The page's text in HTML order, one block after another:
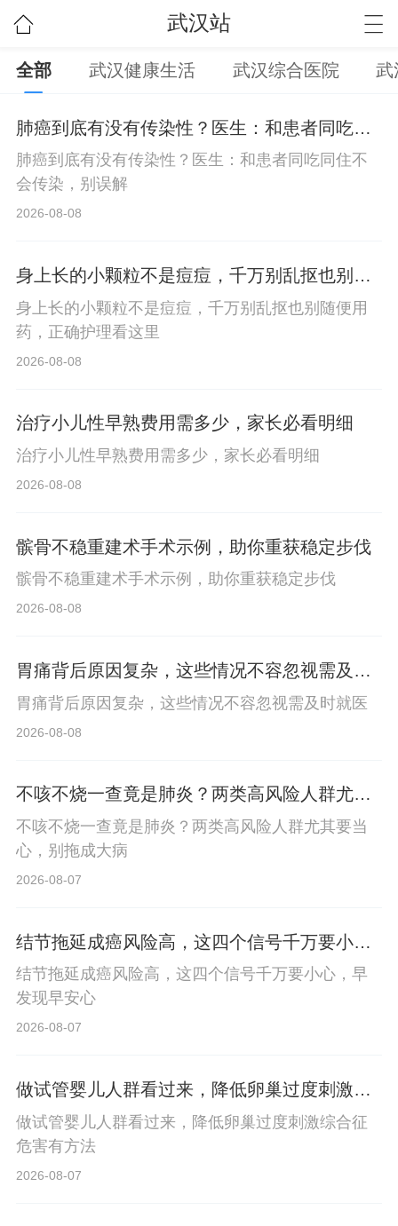
武汉站
全部 武汉健康生活 武汉综合医院 武
肺癌到底有没有传染性？医生：和患者同吃同
住不会传染，别误解
肺癌到底有没有传染性？医生：和患者同吃同住不
会传染，别误解
2026-08-08
身上长的小颗粒不是痘痘，千万别乱抠也别随
便用药，正确护理看这里
身上长的小颗粒不是痘痘，千万别乱抠也别随便用
药，正确护理看这里
2026-08-08
治疗小儿性早熟费用需多少，家长必看明细
治疗小儿性早熟费用需多少，家长必看明细
2026-08-08
髌骨不稳重建术手术示例，助你重获稳定步伐
髌骨不稳重建术手术示例，助你重获稳定步伐
2026-08-08
胃痛背后原因复杂，这些情况不容忽视需及时
就医
胃痛背后原因复杂，这些情况不容忽视需及时就医
2026-08-08
不咳不烧一查竟是肺炎？两类高风险人群尤其
要当心，别拖成大病
不咳不烧一查竟是肺炎？两类高风险人群尤其要当
心，别拖成大病
2026-08-07
结节拖延成癌风险高，这四个信号千万要小
心，早发现早安心
结节拖延成癌风险高，这四个信号千万要小心，早
发现早安心
2026-08-07
做试管婴儿人群看过来，降低卵巢过度刺激综
合征危害有方法
做试管婴儿人群看过来，降低卵巢过度刺激综合征
危害有方法
2026-08-07